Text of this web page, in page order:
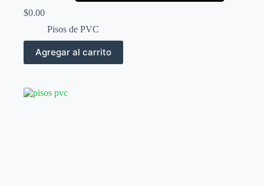
$0.00
Pisos de PVC
Agregar al carrito